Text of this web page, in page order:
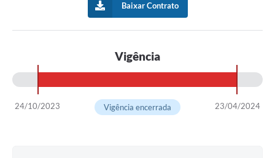
SIM - Serviço de Inspeção Muncipal
e-SIC
Regularização Fundiária
Baixar Contrato
Vigência
24/10/2023 23/04/2024
Vigência encerrada